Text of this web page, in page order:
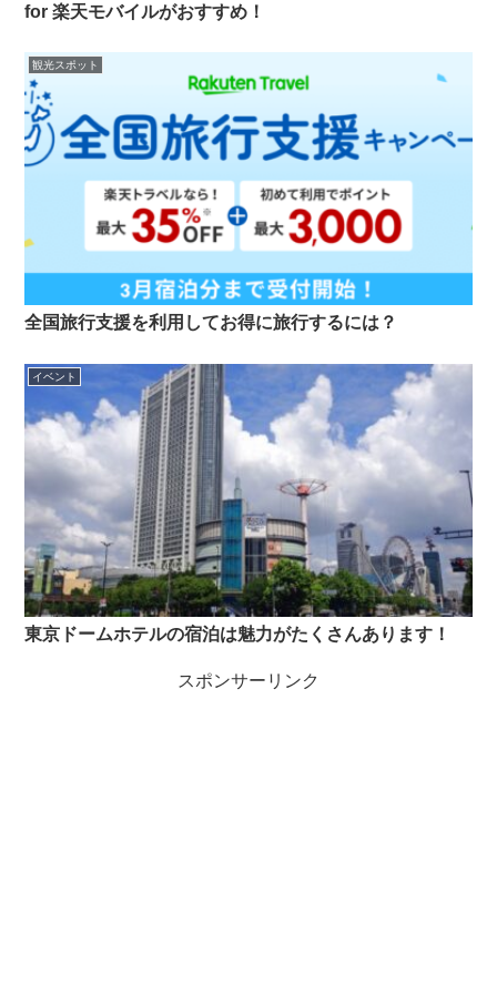
for 楽天モバイルがおすすめ！
観光スポット
全国旅行支援を利用してお得に旅行するには？
イベント
東京ドームホテルの宿泊は魅力がたくさんあります！
スポンサーリンク